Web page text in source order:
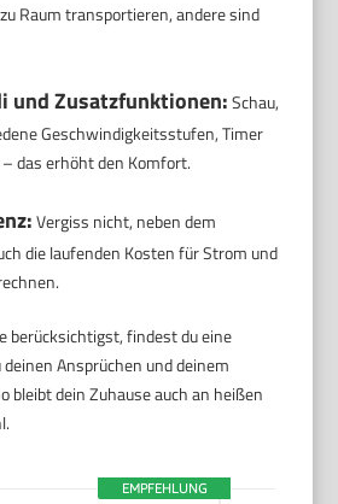
Raum transportieren, andere sind
und Zusatzfunktionen:Schau,
Geschwindigkeitsstufen, Timer
das erhöht den Komfort.
Vergiss nicht, neben dem
die laufenden Kosten für Strom und
berücksichtigst, findest du eine
Ansprüchen und deinem
bleibt dein Zuhause auch an heißen
EMPFEHLUNG